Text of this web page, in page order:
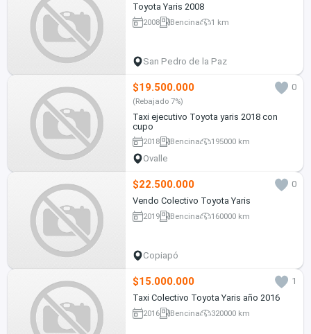
Toyota Yaris 2008
2008 Bencina 1 km
San Pedro de la Paz
$19.500.000 0
(Rebajado 7%)
Taxi ejecutivo Toyota yaris 2018 con
cupo
2018 Bencina 195000 km
Ovalle
$22.500.000
0
Vendo Colectivo Toyota Yaris
2019 Bencina 160000 km
Copiapó
$15.000.000
1
Taxi Colectivo Toyota Yaris año 2016
2016 Bencina 320000 km